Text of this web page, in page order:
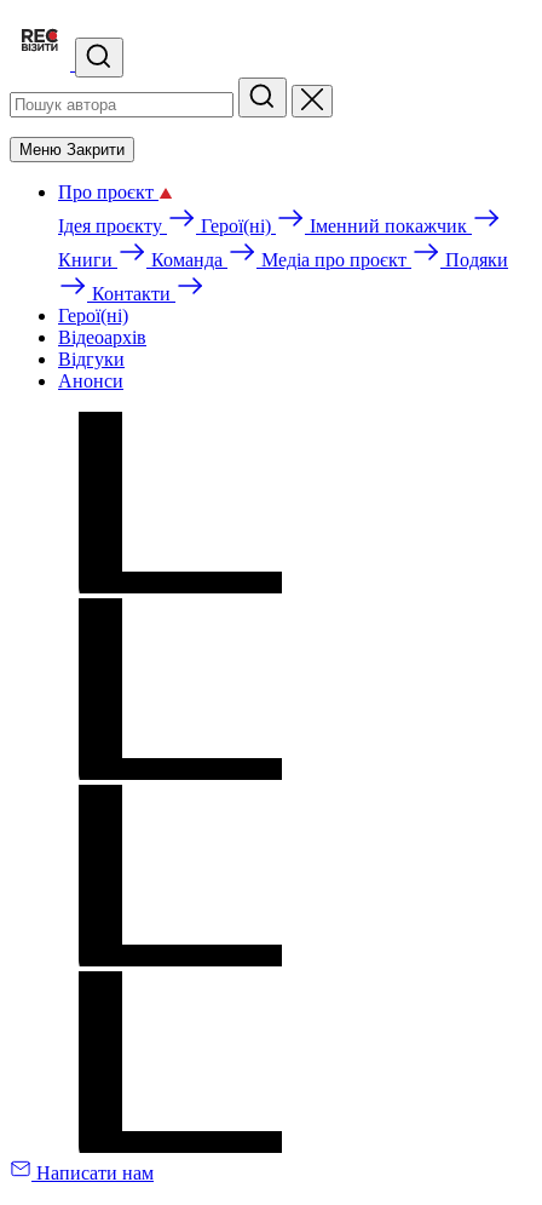
Меню Закрити
Про проєкт
Ідея проєкту
Герої(ні)
Іменний покажчик
Книги
Команда Медіа про проєкт
Подяки
Контакти
Герої(ні)
Відеоархів
Відгуки
Анонси
Написати нам